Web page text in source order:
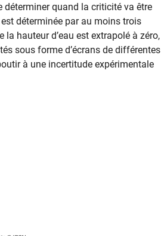
déterminer quand la criticité va être
déterminée par au moins trois
hauteur d’eau est extrapolé à zéro,
sous forme d’écrans de différentes
à une incertitude expérimentale